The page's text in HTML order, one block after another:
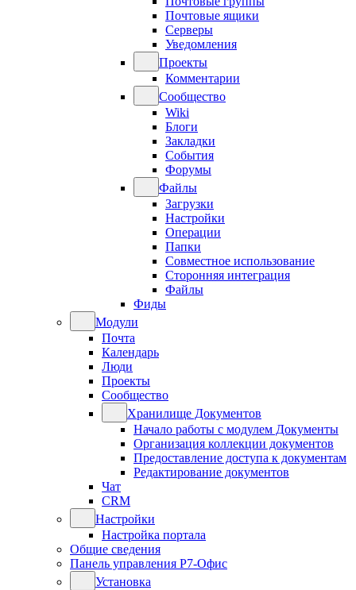
Почтовые ящики
Серверы
Уведомления
Проекты
Комментарии
Сообщество
Wiki
Блоги
Закладки
События
Форумы
Файлы
Загрузки
Настройки
Операции
Папки
Совместное использование
Сторонняя интеграция
Файлы
Фиды
Модули
Почта
Календарь
Люди
Проекты
Сообщество
Хранилище Документов
Начало работы с модулем Документы
Организация коллекции документов
Предоставление доступа к документам
Редактирование документов
Чат
CRM
Настройки
Настройка портала
Общие сведения
Панель управления Р7-Офис
Установка